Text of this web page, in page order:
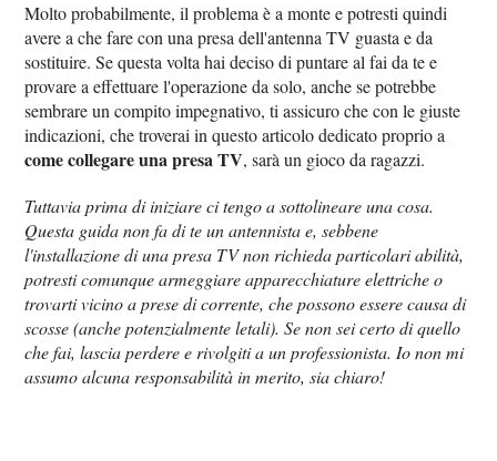
Molto probabilmente, il problema è a monte e potresti quindi
avere a che fare con una presa dell'antenna TV guasta e da
sostituire. Se questa volta hai deciso di puntare al fai da te e
provare a effettuare l'operazione da solo, anche se potrebbe
sembrare un compito impegnativo, ti assicuro che con le giuste
indicazioni, che troverai in questo articolo dedicato proprio a
come collegare una presa TV, sarà un gioco da ragazzi.
Tuttavia prima di iniziare ci tengo a sottolineare una cosa.
Questa guida non fa di te un antennista e, sebbene
l'installazione di una presa TV non richieda particolari abilità,
potresti comunque armeggiare apparecchiature elettriche o
trovarti vicino a prese di corrente, che possono essere causa di
scosse (anche potenzialmente letali). Se non sei certo di quello
che fai, lascia perdere e rivolgiti a un professionista. Io non mi
assumo alcuna responsabilità in merito, sia chiaro!